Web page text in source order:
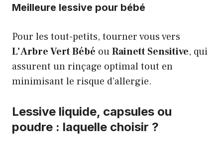
Meilleure lessive pour bébé
Pour les tout-petits, tourner vous vers
L’Arbre Vert Bébé ouRainett Sensitive, qui
assurent un rinçage optimal tout en
minimisant le risque d’allergie.
Lessive liquide, capsules ou
poudre : laquelle choisir ?